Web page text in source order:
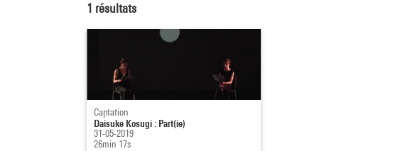
1 résultats
Captation
Daisuke Kosugi : Part(ie)
31-05-2019
26min 17s